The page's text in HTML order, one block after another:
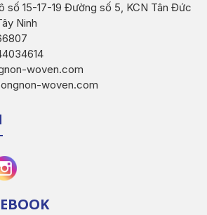
số 15-17-19 Đường số 5, KCN Tân Đức
Ninh
woven.com
woven.com